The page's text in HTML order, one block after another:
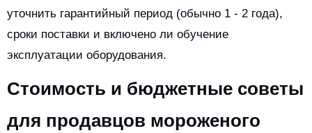
уточнить гарантийный период (обычно 1 - 2 года),
сроки поставки и включено ли обучение
эксплуатации оборудования.
Стоимость и бюджетные советы
для продавцов мороженого